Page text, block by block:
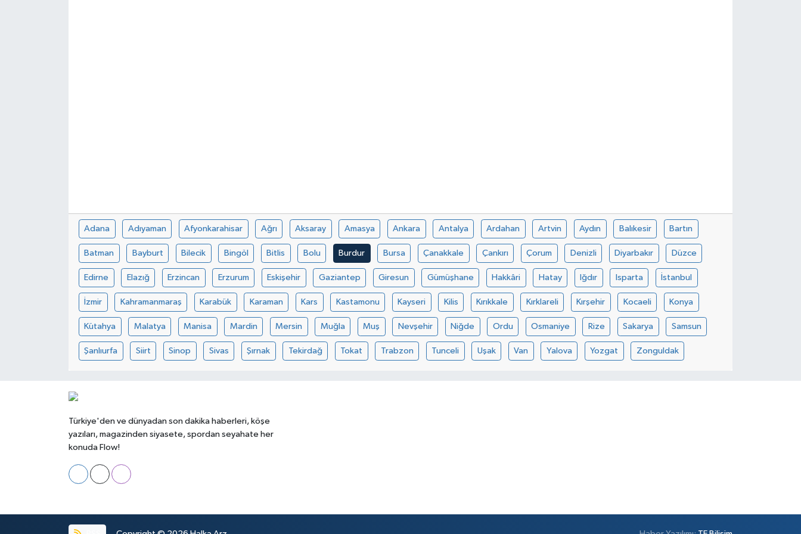
Adana Adıyaman Afyonkarahisar Ağrı Aksaray Amasya Ankara Antalya Ardahan Artvin Aydın Balıkesir Bartın
Batman Bayburt Bilecik Bingöl Bitlis Bolu Burdur Bursa Çanakkale Çankırı Çorum Denizli Diyarbakır Düzce
Edirne Elazığ Erzincan Erzurum Eskişehir Gaziantep Giresun Gümüşhane Hakkâri Hatay Iğdır Isparta İstanbul
İzmir Kahramanmaraş Karabük Karaman Kars Kastamonu Kayseri Kilis Kırıkkale Kırklareli Kırşehir Kocaeli Konya
Kütahya Malatya Manisa Mardin Mersin Muğla Muş Nevşehir Niğde Ordu Osmaniye Rize Sakarya Samsun
Şanlıurfa Siirt Sinop Sivas Şırnak Tekirdağ Tokat Trabzon Tunceli Uşak Van Yalova Yozgat Zonguldak
Türkiye'den ve dünyadan son dakika haberleri, köşe
yazıları, magazinden siyasete, spordan seyahate her
konuda Flow!